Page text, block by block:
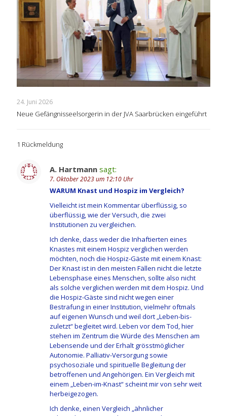
24. Juni 2026
Neue Gefängnisseelsorgerin in der JVA Saarbrücken eingeführt
1 Rückmeldung
A. Hartmann sagt:
7. Oktober 2023 um 12:10 Uhr
WARUM Knast und Hospiz im Vergleich?
Vielleicht ist mein Kommentar überflüssig, so
überflüssig, wie der Versuch, die zwei
Institutionen zu vergleichen.
Ich denke, dass weder die Inhaftierten eines
Knastes mit einem Hospiz verglichen werden
möchten, noch die Hospiz-Gäste mit einem Knast:
Der Knast ist in den meisten Fällen nicht die letzte
Lebensphase eines Menschen, sollte also nicht
als solche verglichen werden mit dem Hospiz. Und
die Hospiz-Gäste sind nicht wegen einer
Bestrafung in einer Institution, vielmehr oftmals
auf eigenen Wunsch und weil dort „Leben-bis-
zuletzt“ begleitet wird. Leben vor dem Tod, hier
stehen im Zentrum die Würde des Menschen am
Lebensende und der Erhalt grösstmöglicher
Autonomie. Palliativ-Versorgung sowie
psychosoziale und spirituelle Begleitung der
betroffenen und Angehörigen. Ein Vergleich mit
einem „Leben-im-Knast“ scheint mir von sehr weit
herbeigezogen.
Ich denke, einen Vergleich „ähnlicher